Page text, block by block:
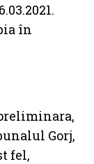
în
Gorj,
fel,